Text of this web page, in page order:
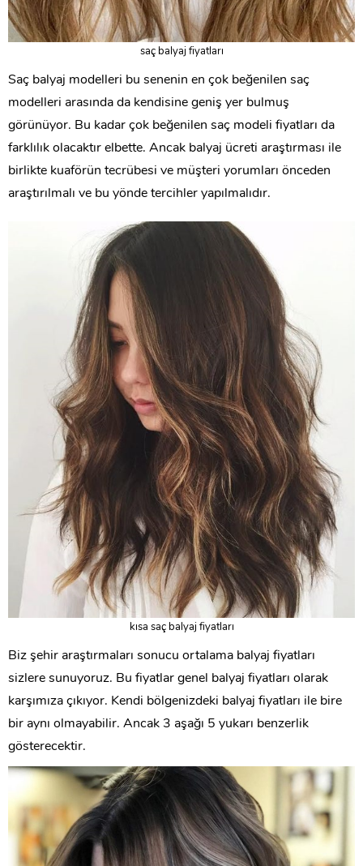
saç balyaj fiyatları
Saç balyaj modelleri bu senenin en çok beğenilen saç
modelleri arasında da kendisine geniş yer bulmuş
görünüyor. Bu kadar çok beğenilen saç modeli fiyatları da
farklılık olacaktır elbette. Ancak balyaj ücreti araştırması ile
birlikte kuaförün tecrübesi ve müşteri yorumları önceden
araştırılmalı ve bu yönde tercihler yapılmalıdır.
kısa saç balyaj fiyatları
Biz şehir araştırmaları sonucu ortalama balyaj fiyatları
sizlere sunuyoruz. Bu fiyatlar genel balyaj fiyatları olarak
karşımıza çıkıyor. Kendi bölgenizdeki balyaj fiyatları ile bire
bir aynı olmayabilir. Ancak 3 aşağı 5 yukarı benzerlik
gösterecektir.